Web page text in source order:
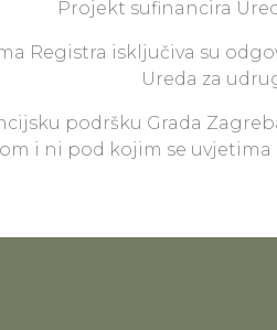
Projekt sufinancira
Registra isključiva su
Ureda za
podršku Grada
i ni pod kojim se uvjetima